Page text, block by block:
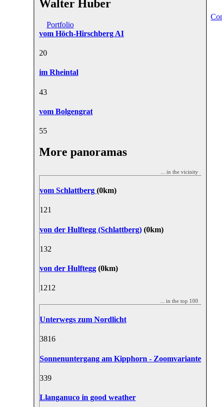
Walter Huber
Portfolio
vom Höch-Hirschberg AI
20
im Rheintal
43
vom Bolgengrat
55
More panoramas
... in the vicinity
vom Schlattberg (0km)
121
von der Hulftegg (Schlattberg) (0km)
132
von der Hulftegg (0km)
1212
... in the top 100
Unterwegs zum Nordlicht
3816
Sonnenuntergang am Kipphorn - Zoomvariante
339
Llanganuco in good weather